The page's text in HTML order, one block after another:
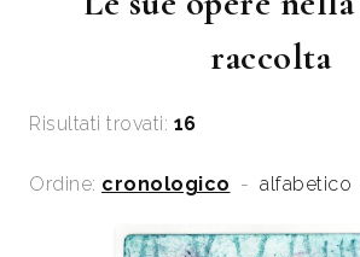
raccolta
Risultati trovati: 16
Ordine: cronologico - alfabetico